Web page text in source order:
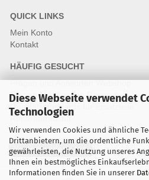
Diese Webseite verwendet
Technologien
Wir verwenden Cookies und ähnliche
Drittanbietern, um die ordentliche
gewährleisten, die Nutzung unseres
Ihnen ein bestmögliches
Informationen finden Sie in unserer
QUICK LINKS
Mein Konto
Kontakt
HÄUFIG GESUCHT
Fragen und Antworten Webshop
Fragen & Antworten Reparatur
Qualitätsstandards für Ersatzteile
Reparaturablauf
Vertrag widerrufen